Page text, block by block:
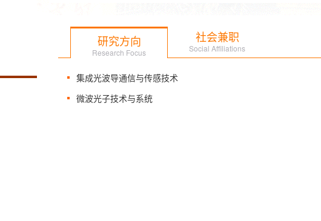
研究方向
Research Focus
社会兼职
Social Affiliations
集成光波导通信与传感技术
微波光子技术与系统